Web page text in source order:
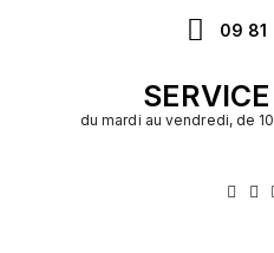
09 81
du mardi au vendredi, de